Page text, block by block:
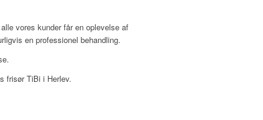
vores kunder får en oplevelse af
en professionel behandling.
frisør TiBi i Herlev.